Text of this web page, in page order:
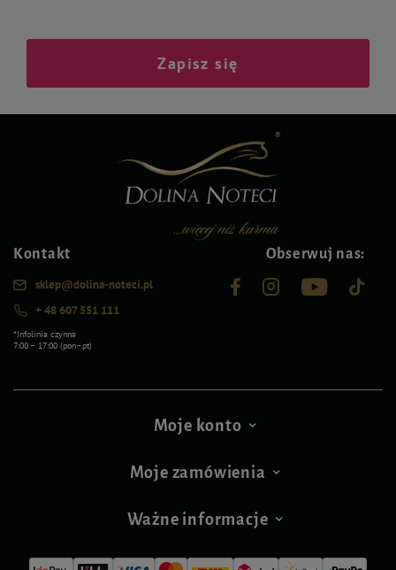
Zapisz się
Kontakt
sklep@dolina-noteci.pl
+ 48 607 551 111
*Infolinia czynna
7:00 – 17:00 (pon–pt)
Obserwuj nas:
Moje konto
Moje zamówienia
Ważne informacje